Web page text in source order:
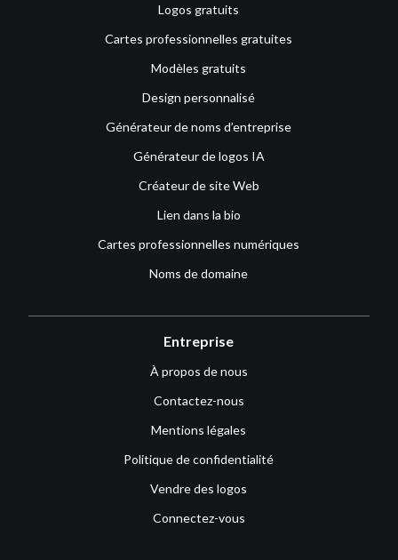
Logos gratuits
Cartes professionnelles gratuites
Modèles gratuits
Design personnalisé
Générateur de noms d’entreprise
Générateur de logos IA
Créateur de site Web
Lien dans la bio
Cartes professionnelles numériques
Noms de domaine
Entreprise
À propos de nous
Contactez-nous
Mentions légales
Politique de confidentialité
Vendre des logos
Connectez-vous